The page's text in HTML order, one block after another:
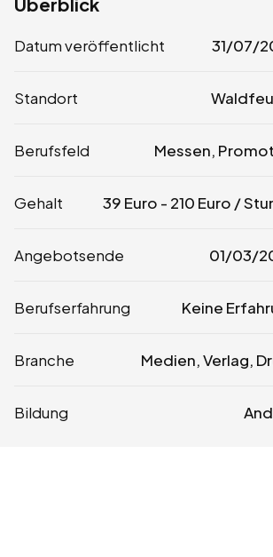
Datum veröffentlicht 31/07/
Standort
Berufsfeld Messen,
Gehalt 39 Euro - 210 Euro /
Angebotsende 01/03/
Berufserfahrung Keine
Branche Medien, Verlag,
Bildung